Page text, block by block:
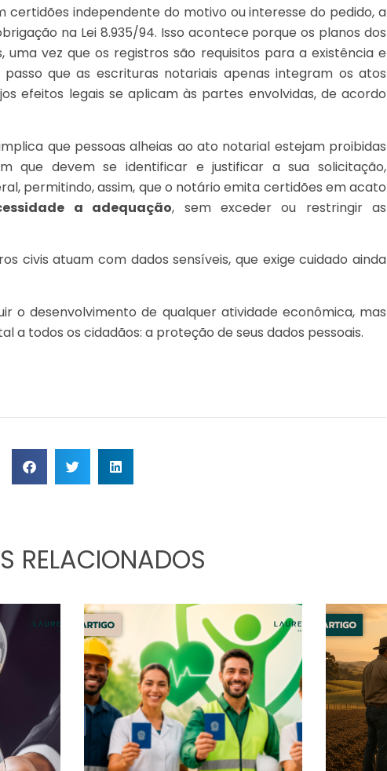
independente do motivo ou interesse do pedido, a
na Lei 8.935/94. Isso acontece porque os planos dos
vez que os registros são requisitos para a existência e
que as escrituras notariais apenas integram os atos
efeitos legais se aplicam às partes envolvidas, de acordo
que pessoas alheias ao ato notarial estejam proibidas
que devem se identificar e justificar a sua solicitação,
permitindo, assim, que o notário emita certidões em acato
a adequação, sem exceder ou restringir as
civis atuam com dados sensíveis, que exige cuidado ainda
o desenvolvimento de qualquer atividade econômica, mas
a todos os cidadãos: a proteção de seus dados pessoais.
RELACIONADOS